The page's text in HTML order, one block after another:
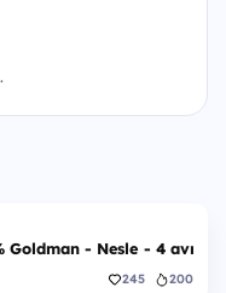
Goldman - Nesle - 4 avril
245 200